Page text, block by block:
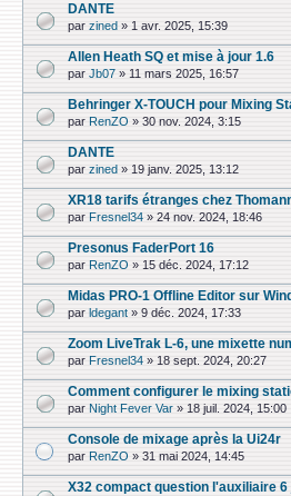
DANTE
par zined » 1 avr. 2025, 15:39
Allen Heath SQ et mise à jour 1.6
par Jb07 » 11 mars 2025, 16:57
Behringer X-TOUCH pour Mixing
par RenZO » 30 nov. 2024, 3:15
DANTE
par zined » 19 janv. 2025, 13:12
XR18 tarifs étranges chez
par Fresnel34 » 24 nov. 2024, 18:46
Presonus FaderPort 16
par RenZO » 15 déc. 2024, 17:12
Midas PRO-1 Offline Editor sur
par ldegant » 9 déc. 2024, 17:33
Zoom LiveTrak L-6, une mixette
par Fresnel34 » 18 sept. 2024, 20:27
Comment configurer le mixing
par Night Fever Var » 18 juil. 2024, 15:00
Console de mixage après la Ui24r
par RenZO » 31 mai 2024, 14:45
X32 compact question l'auxiliaire